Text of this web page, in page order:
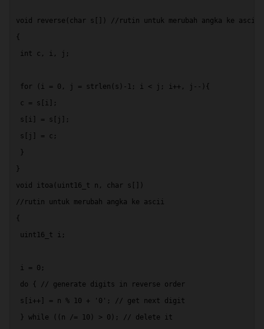
void reverse(char s[]) //rutin untuk merubah angka ke ascii
{
int c, i, j;
for (i = 0, j = strlen(s)-1; i < j; i++, j--){
c = s[i];
s[i] = s[j];
s[j] = c;
}
}
void itoa(uint16_t n, char s[])
//rutin untuk merubah angka ke ascii
{
uint16_t i;
i = 0;
do { // generate digits in reverse order
s[i++] = n % 10 + '0'; // get next digit
} while ((n /= 10) > 0); // delete it